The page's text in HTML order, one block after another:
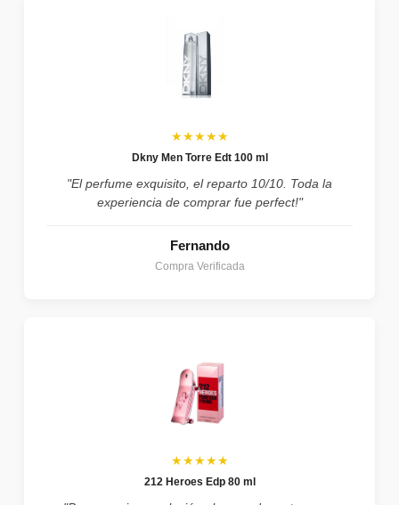
★★★★★
Dkny Men Torre Edt 100 ml
"El perfume exquisito, el reparto 10/10. Toda la
experiencia de comprar fue perfect!"
Fernando
Compra Verificada
★★★★★
212 Heroes Edp 80 ml